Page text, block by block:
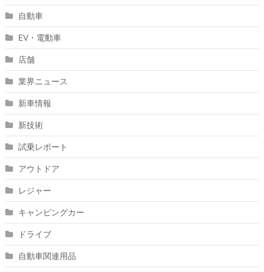
自動車
EV・電動車
店舗
業界ニュース
新車情報
新技術
試乗レポート
アウトドア
レジャー
キャンピングカー
ドライブ
自動車関連用品